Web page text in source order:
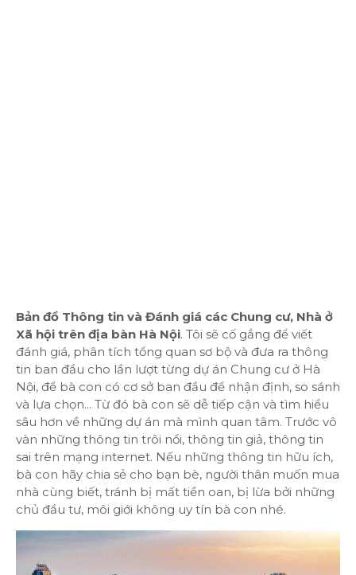
Bản đồ Thông tin và Đánh giá các Chung cư, Nhà ở
Xã hội trên địa bàn Hà Nội. Tôi sẽ cố gắng để viết
đánh giá, phân tích tổng quan sơ bộ và đưa ra thông
tin ban đầu cho lần lượt từng dự án Chung cư ở Hà
Nội, để bà con có cơ sở ban đầu để nhận định, so sánh
và lựa chọn... Từ đó bà con sẽ dễ tiếp cận và tìm hiểu
sâu hơn về những dự án mà mình quan tâm. Trước vô
vàn những thông tin trôi nổi, thông tin giả, thông tin
sai trên mạng internet. Nếu những thông tin hữu ích,
bà con hãy chia sẻ cho bạn bè, người thân muốn mua
nhà cùng biết, tránh bị mất tiền oan, bị lừa bởi những
chủ đầu tư, môi giới không uy tín bà con nhé.